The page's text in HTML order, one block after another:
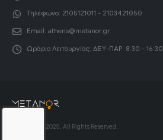
Τηλέφωνο: 2105121011 - 2103421050
Email: athens@metanor.gr
Ωράριο Λειτουργίας: ΔΕΥ-ΠΑΡ: 8:30 - 16:30
© Copyright 2025. All Rights Reserved.